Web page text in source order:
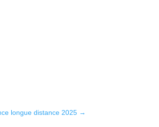
longue distance 2025→